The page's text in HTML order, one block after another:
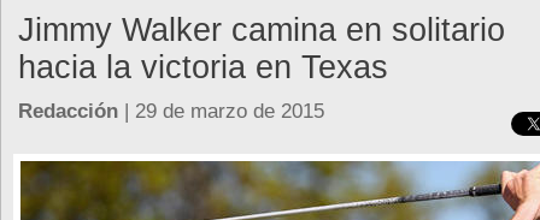
Jimmy Walker camina en solitario
hacia la victoria en Texas
Redacción | 29 de marzo de 2015